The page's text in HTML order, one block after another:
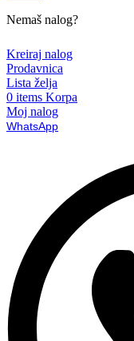
Nemaš nalog?
Kreiraj nalog
Prodavnica
Lista želja
0 items Korpa
Moj nalog
WhatsApp